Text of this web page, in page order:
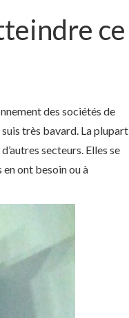
ce
des sociétés de
très bavard. La plupart
secteurs. Elles se
en ont besoin ou à